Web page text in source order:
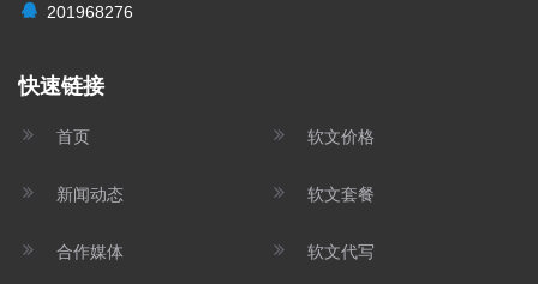
201968276
快速链接
首页
新闻动态
合作媒体
软文价格
软文套餐
软文代写